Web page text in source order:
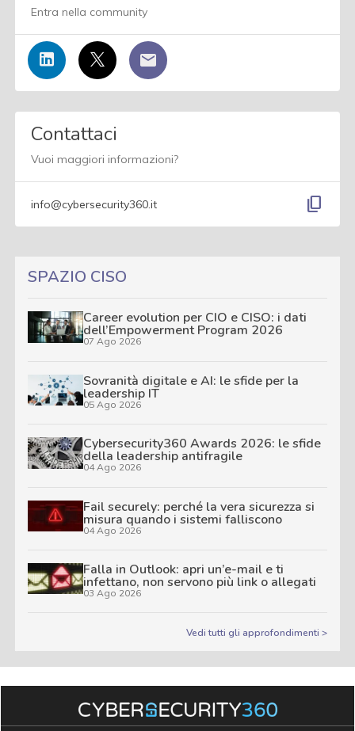
Entra nella community
Contattaci
Vuoi maggiori informazioni?
info@cybersecurity360.it content_copy
SPAZIO CISO
Career evolution per CIO e CISO: i dati
dell’Empowerment Program 2026
07 Ago 2026
Sovranità digitale e AI: le sfide per la
leadership IT
05 Ago 2026
Cybersecurity360 Awards 2026: le sfide
della leadership antifragile
04 Ago 2026
Fail securely: perché la vera sicurezza si
misura quando i sistemi falliscono
04 Ago 2026
Falla in Outlook: apri un’e-mail e ti
infettano, non servono più link o allegati
03 Ago 2026
Vedi tutti gli approfondimenti >